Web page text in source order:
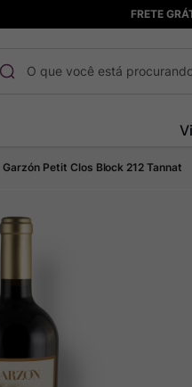
FRETE
Garzón Petit Clos Block 212 Tannat